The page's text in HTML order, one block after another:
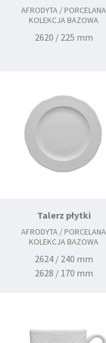
AFRODYTA / PORCELANA
KOLEKCJA BAZOWA
2620 / 225 mm
Talerz płytki
AFRODYTA / PORCELANA
KOLEKCJA BAZOWA
2624 / 240 mm
2628 / 170 mm